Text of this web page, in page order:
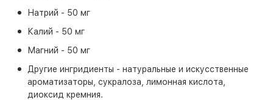
Натрий - 50 мг
Калий - 50 мг
Магний - 50 мг
Другие ингридиенты - натуральные и искусственные
ароматизаторы, сукралоза, лимонная кислота,
диоксид кремния.